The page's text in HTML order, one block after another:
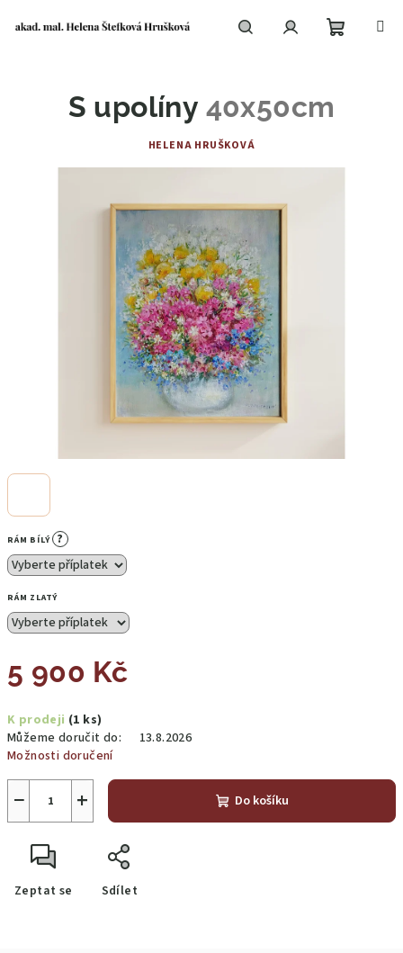
RÁM BÍLÝ ?
RÁM ZLATÝ
5 900 Kč
cena:
K prodeji (1 ks)
Můžeme doručit do:
13.8.2026
Možnosti doručení
+
− Do košíku
Zeptat se Sdílet
S upolíny 40x50cm
HELENA HRUŠKOVÁ